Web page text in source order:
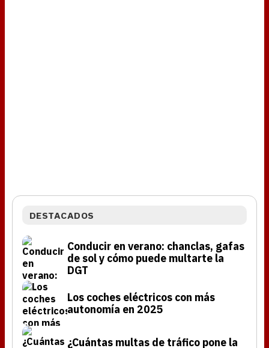
DESTACADOS
Conducir en verano: chanclas, gafas
de sol y cómo puede multarte la
DGT
Los coches eléctricos con más
autonomía en 2025
¿Cuántas multas de tráfico pone la